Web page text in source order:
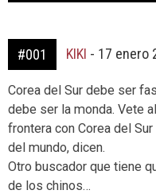
#001 KIKI - 17 enero
Corea del Sur debe ser
debe ser la monda. Vete
frontera con Corea del
del mundo, dicen.
Otro buscador que tiene
de los chinos…